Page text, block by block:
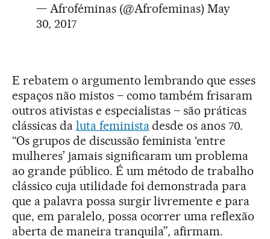
— Afroféminas (@Afrofeminas) May
30, 2017
E rebatem o argumento lembrando que esses
espaços não mistos – como também frisaram
outros ativistas e especialistas – são práticas
clássicas da luta feministadesde os anos 70.
“Os grupos de discussão feminista ‘entre
mulheres’ jamais significaram um problema
ao grande público. É um método de trabalho
clássico cuja utilidade foi demonstrada para
que a palavra possa surgir livremente e para
que, em paralelo, possa ocorrer uma reflexão
aberta de maneira tranquila”, afirmam.